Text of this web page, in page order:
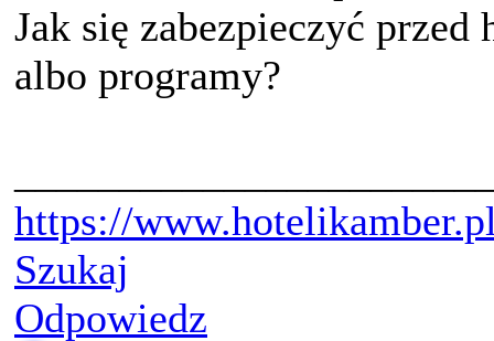
Jak się zabezpieczyć
albo programy?
https://
Szukaj
Odpowiedz